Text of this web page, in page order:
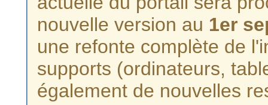
nouvelle version au 1er
une refonte complète de
supports (ordinateurs,
également de nouvelles